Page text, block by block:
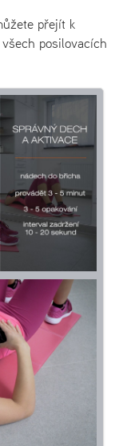
přejít k
posilovacích